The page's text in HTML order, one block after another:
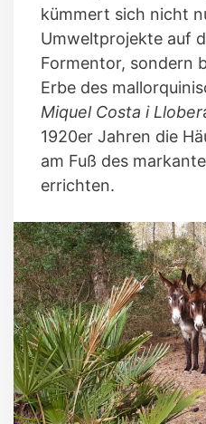
kümmert sich nicht
Umweltprojekte auf
Formentor, sondern
Erbe des
Miquel Costa i Llober
1920er Jahren die
am Fuß des
errichten.